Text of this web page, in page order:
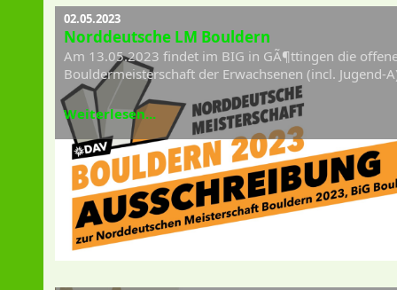
02.05.2023
Norddeutsche LM Bouldern
Am 13.05.2023 findet im BIG in GÃ¶ttingen die
Bouldermeisterschaft der Erwachsenen (incl. Jugend-
Weiterlesen...